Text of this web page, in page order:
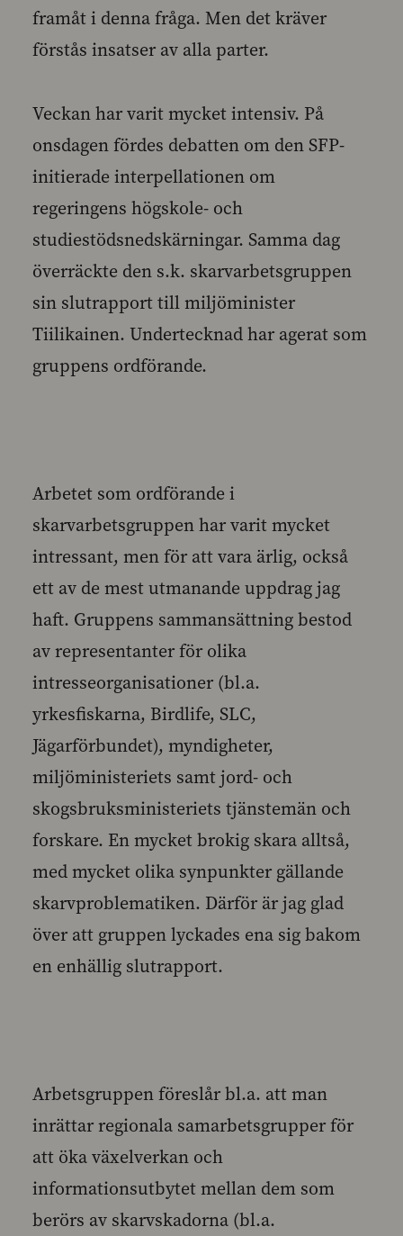
framåt i denna fråga. Men det kräver
förstås insatser av alla parter.
Veckan har varit mycket intensiv. På
onsdagen fördes debatten om den SFP-
initierade interpellationen om
regeringens högskole- och
studiestödsnedskärningar. Samma dag
överräckte den s.k. skarvarbetsgruppen
sin slutrapport till miljöminister
Tiilikainen. Undertecknad har agerat som
gruppens ordförande.
Arbetet som ordförande i
skarvarbetsgruppen har varit mycket
intressant, men för att vara ärlig, också
ett av de mest utmanande uppdrag jag
haft. Gruppens sammansättning bestod
av representanter för olika
intresseorganisationer (bl.a.
yrkesfiskarna, Birdlife, SLC,
Jägarförbundet), myndigheter,
miljöministeriets samt jord- och
skogsbruksministeriets tjänstemän och
forskare. En mycket brokig skara alltså,
med mycket olika synpunkter gällande
skarvproblematiken. Därför är jag glad
över att gruppen lyckades ena sig bakom
en enhällig slutrapport.
Arbetsgruppen föreslår bl.a. att man
inrättar regionala samarbetsgrupper för
att öka växelverkan och
informationsutbytet mellan dem som
berörs av skarvskadorna (bl.a.